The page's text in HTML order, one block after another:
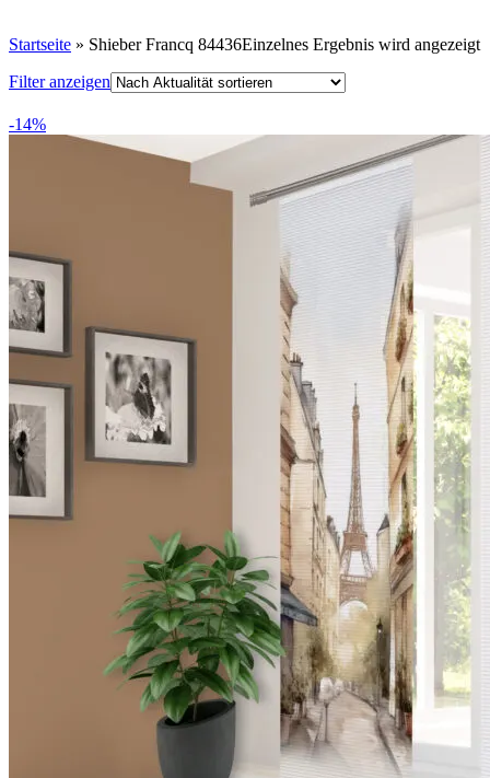
Startseite » Shieber Francq 84436Einzelnes Ergebnis wird angezeigt
Filter anzeigen
-14%